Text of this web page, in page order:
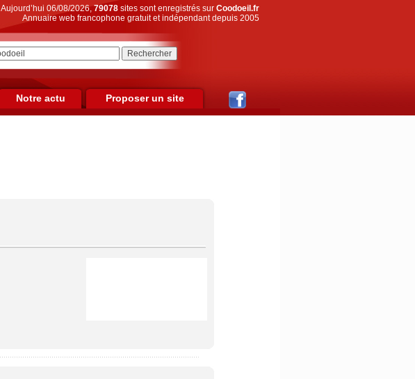
Aujourd’hui 06/08/2026,79078sites sont enregistrés sur Coodoeil.fr
Annuaire web francophone gratuit et indépendant depuis 2005
Notre actu Proposer un site